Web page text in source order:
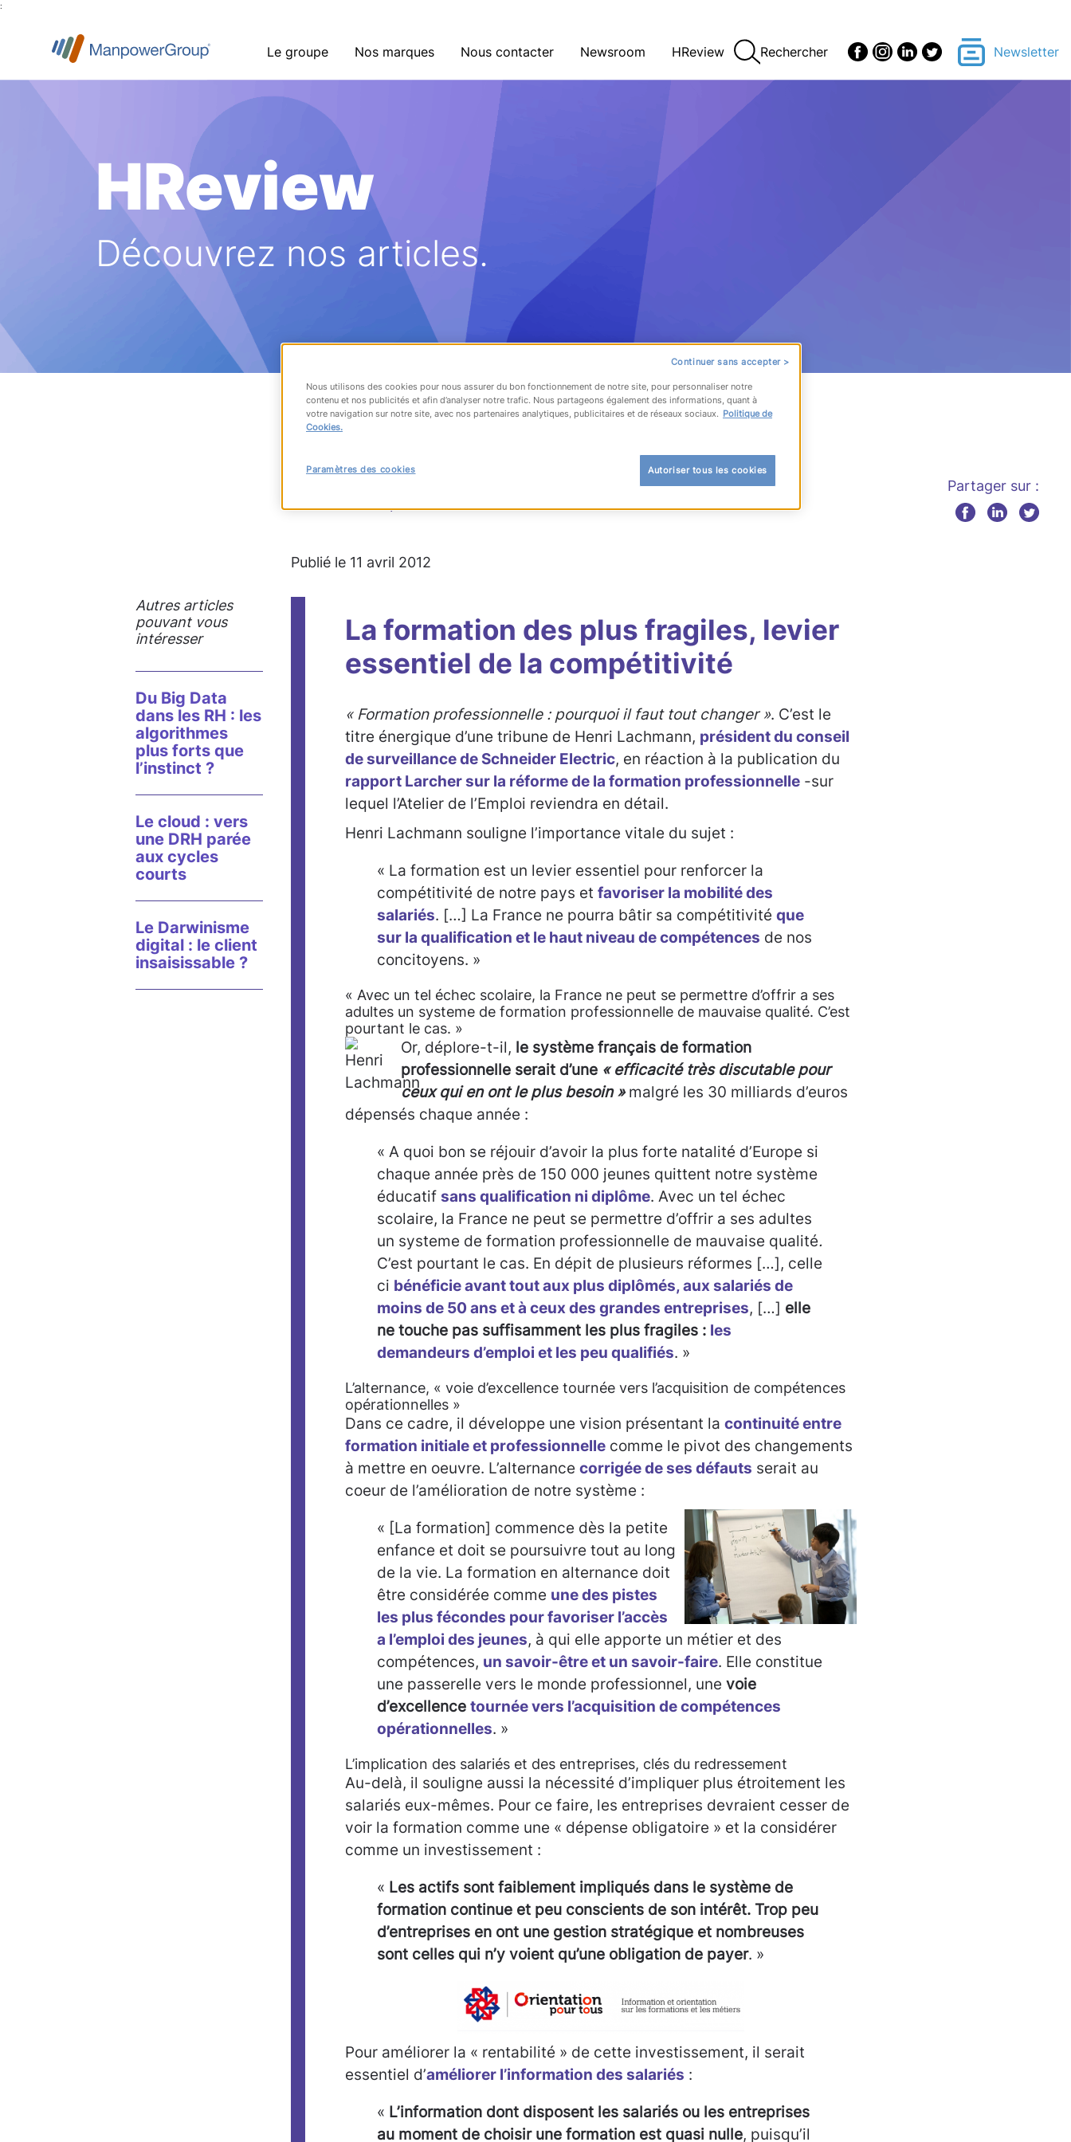
:
Le groupe Nos marques Nous contacter Newsroom HReview Rechercher Newsletter
HReview
Découvrez nos articles.
RETOUR À LA LISTE
Partager sur :
Publié le 11 avril 2012
Autres articles
pouvant vous
intéresser
Du Big Data
dans les RH : les
algorithmes
plus forts que
l’instinct ?
Le cloud : vers
une DRH parée
aux cycles
courts
Le Darwinisme
digital : le client
insaisissable ?
La formation des plus fragiles, levier
essentiel de la compétitivité
« Formation professionnelle : pourquoi il faut tout changer ». C’est le
titre énergique d’une tribune de Henri Lachmann, président du conseil
de surveillance de Schneider Electric, en réaction à la publication du
rapport Larcher sur la réforme de la formation professionnelle -sur
lequel l’Atelier de l’Emploi reviendra en détail.
Henri Lachmann souligne l’importance vitale du sujet :
« La formation est un levier essentiel pour renforcer la
compétitivité de notre pays et favoriser la mobilité des
salariés. […] La France ne pourra bâtir sa compétitivité que
sur la qualification et le haut niveau de compétences de nos
concitoyens. »
« Avec un tel échec scolaire, la France ne peut se permettre d’offrir a ses
adultes un systeme de formation professionnelle de mauvaise qualité. C’est
pourtant le cas. »
Or, déplore-t-il, le système français de formation
professionnelle serait d’une « efficacité très discutable pour
ceux qui en ont le plus besoin »malgré les 30 milliards d’euros
dépensés chaque année :
« A quoi bon se réjouir d’avoir la plus forte natalité d’Europe si
chaque année près de 150 000 jeunes quittent notre système
éducatif sans qualification ni diplôme. Avec un tel échec
scolaire, la France ne peut se permettre d’offrir a ses adultes
un systeme de formation professionnelle de mauvaise qualité.
C’est pourtant le cas. En dépit de plusieurs réformes […], celle
ci bénéficie avant tout aux plus diplômés, aux salariés de
moins de 50 ans et à ceux des grandes entreprises, […] elle
ne touche pas suffisamment les plus fragiles : les
demandeurs d’emploi et les peu qualifiés. »
L’alternance, « voie d’excellence tournée vers l’acquisition de compétences
opérationnelles »
Dans ce cadre, il développe une vision présentant la continuité entre
formation initiale et professionnelle comme le pivot des changements
à mettre en oeuvre. L’alternance corrigée de ses défauts serait au
coeur de l’amélioration de notre système :
« [La formation] commence dès la petite
enfance et doit se poursuivre tout au long
de la vie. La formation en alternance doit
être considérée comme une des pistes
les plus fécondes pour favoriser l’accès
a l’emploi des jeunes, à qui elle apporte un métier et des
compétences, un savoir-être et un savoir-faire. Elle constitue
une passerelle vers le monde professionnel, une voie
d’excellence tournée vers l’acquisition de compétences
opérationnelles. »
L’implication des salariés et des entreprises, clés du redressement
Au-delà, il souligne aussi la nécessité d’impliquer plus étroitement les
salariés eux-mêmes. Pour ce faire, les entreprises devraient cesser de
voir la formation comme une « dépense obligatoire » et la considérer
comme un investissement :
« Les actifs sont faiblement impliqués dans le système de
formation continue et peu conscients de son intérêt. Trop peu
d’entreprises en ont une gestion stratégique et nombreuses
sont celles qui n’y voient qu’une obligation de payer. »
Pour améliorer la « rentabilité » de cette investissement, il serait
essentiel d’améliorer l’information des salariés :
« L’information dont disposent les salariés ou les entreprises
au moment de choisir une formation est quasi nulle, puisqu’il
Continuer sans accepter >
Nous utilisons des cookies pour nous assurer du bon fonctionnement de notre site, pour personnaliser notre
contenu et nos publicités et afin d’analyser notre trafic. Nous partageons également des informations, quant à
votre navigation sur notre site, avec nos partenaires analytiques, publicitaires et de réseaux sociaux. Politique de
Cookies.
Autoriser tous les cookies
Paramètres des cookies